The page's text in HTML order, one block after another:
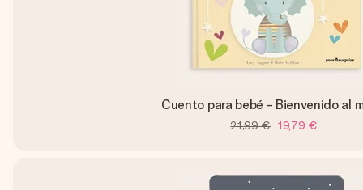
Cuento para bebé - Bienvenido al
21,99 € 19,79 €